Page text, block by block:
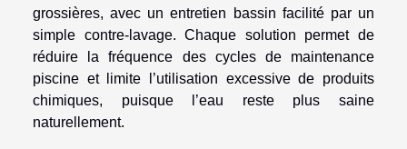
grossières, avec un entretien bassin facilité par un
simple contre-lavage. Chaque solution permet de
réduire la fréquence des cycles de maintenance
piscine et limite l’utilisation excessive de produits
chimiques, puisque l’eau reste plus saine
naturellement.